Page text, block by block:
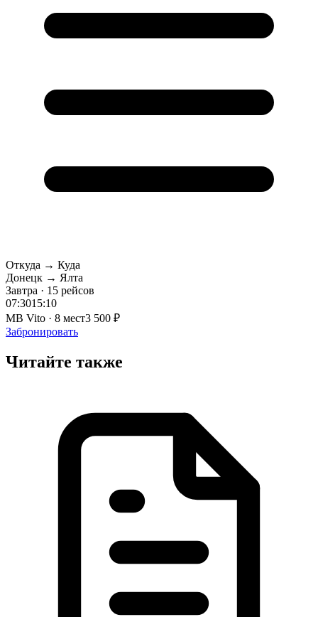
Откуда → Куда
Донецк → Ялта
Завтра · 15 рейсов
07:3015:10
MB Vito · 8 мест3 500 ₽
Забронировать
Читайте также